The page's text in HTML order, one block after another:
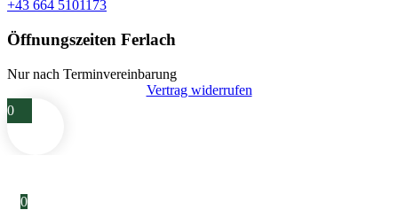
+43 664 5101173
Öffnungszeiten Ferlach
Nur nach Terminvereinbarung
Vertrag widerrufen
0
0